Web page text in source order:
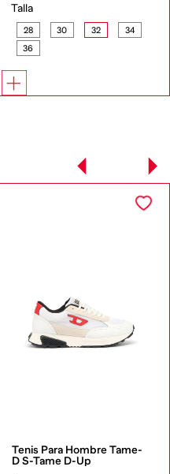
Talla
28 30 32
34
36
Tenis Para Hombre Tame-
D S-Tame D-Up